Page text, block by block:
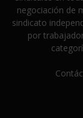
negociación de
sindicato
por